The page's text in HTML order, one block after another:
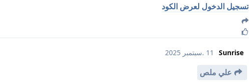
تسجيل الدخول لعرض الكود
Sunrise 11 .سبتمبر 2025
علي ملص